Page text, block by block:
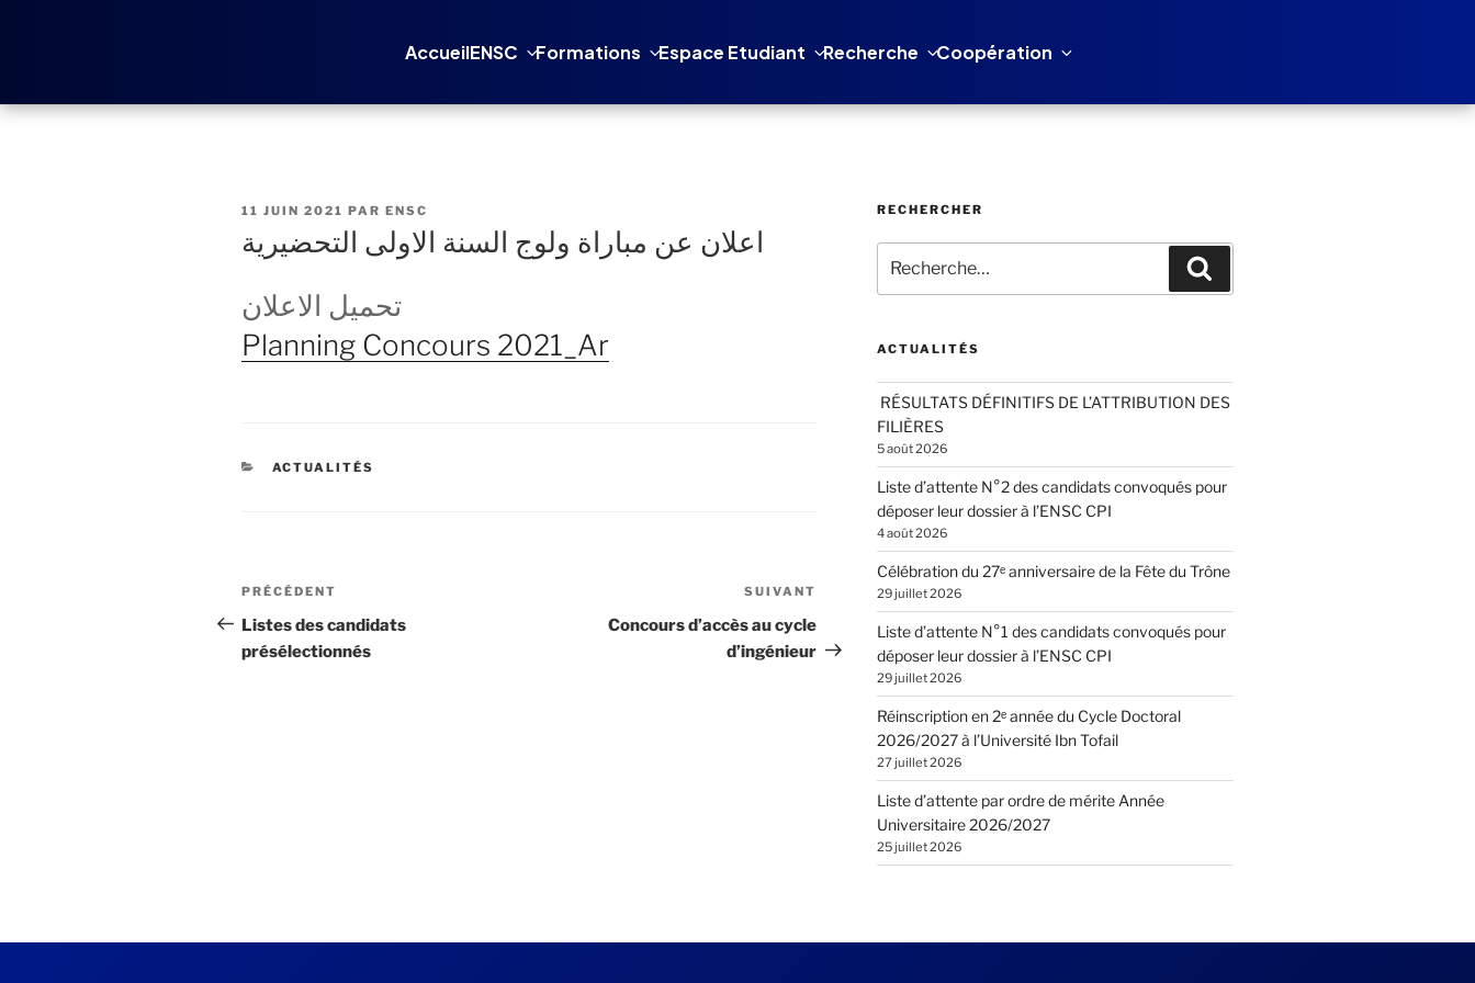
AccueilENSC Formations Espace Etudiant Recherche Coopération
PUBLIÉ
11 JUIN 2021 PAR ENSC
اعلان عن مباراة ولوج السنة الاولى التحضيرية
تحميل الاعلان
Planning Concours 2021_Ar
CATÉGORIES
ACTUALITÉS
Navigation
de
l’article
Article
précédent
PRÉCÉDENT
Listes des candidats
présélectionnés
suivant
SUIVANT
Concours d’accès au cycle
d’ingénieur
RECHERCHER
pour
:
ACTUALITÉS
RÉSULTATS DÉFINITIFS DE L’ATTRIBUTION DES
FILIÈRES
5 août 2026
Liste d’attente N°2 des candidats convoqués pour
déposer leur dossier à l’ENSC CPI
4 août 2026
Célébration du 27ᵉ anniversaire de la Fête du Trône
29 juillet 2026
Liste d’attente N°1 des candidats convoqués pour
déposer leur dossier à l’ENSC CPI
29 juillet 2026
Réinscription en 2ᵉ année du Cycle Doctoral
2026/2027 à l’Université Ibn Tofail
27 juillet 2026
Liste d’attente par ordre de mérite Année
Universitaire 2026/2027
25 juillet 2026